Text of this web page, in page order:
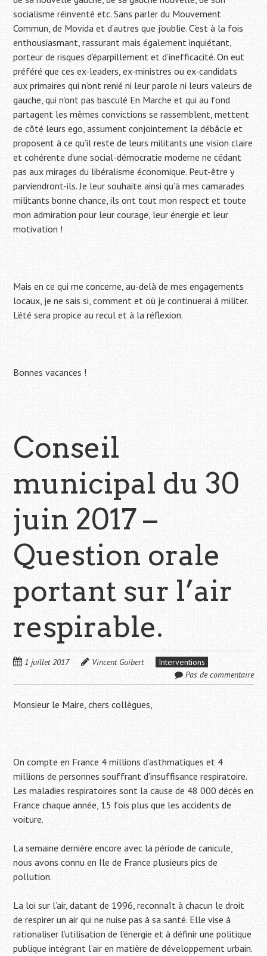
socialisme réinventé etc. Sans parler du Mouvement
Commun, de Movida et d’autres que j’oublie. C’est à la fois
enthousiasmant, rassurant mais également inquiétant,
porteur de risques d’éparpillement et d’inefficacité. On eut
préféré que ces ex-leaders, ex-ministres ou ex-candidats
aux primaires qui n’ont renié ni leur parole ni leurs valeurs de
gauche, qui n’ont pas basculé En Marche et qui au fond
partagent les mêmes convictions se rassemblent, mettent
de côté leurs ego, assument conjointement la débâcle et
proposent à ce qu’il reste de leurs militants une vision claire
et cohérente d’une social-démocratie moderne ne cédant
pas aux mirages du libéralisme économique. Peut-être y
parviendront-ils. Je leur souhaite ainsi qu’à mes camarades
militants bonne chance, ils ont tout mon respect et toute
mon admiration pour leur courage, leur énergie et leur
motivation !
Mais en ce qui me concerne, au-delà de mes engagements
locaux, je ne sais si, comment et où je continuerai à militer.
L’été sera propice au recul et à la réflexion.
Bonnes vacances !
Conseil
municipal du 30
juin 2017 –
Question orale
portant sur l’air
respirable.
1 juillet 2017 Vincent Guibert
Interventions
Pas de commentaire
Monsieur le Maire, chers collègues,
On compte en France 4 millions d’asthmatiques et 4
millions de personnes souffrant d’insuffisance respiratoire.
Les maladies respiratoires sont la cause de 48 000 décès en
France chaque année, 15 fois plus que les accidents de
voiture.
La semaine dernière encore avec la période de canicule,
nous avons connu en Ile de France plusieurs pics de
pollution.
La loi sur l’air, datant de 1996, reconnaît à chacun le droit
de respirer un air qui ne nuise pas à sa santé. Elle vise à
rationaliser l’utilisation de l’énergie et à définir une politique
publique intégrant l’air en matière de développement urbain.